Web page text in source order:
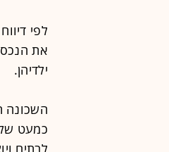
את
ילדיהן.
השכונה
כמעט
לבתים